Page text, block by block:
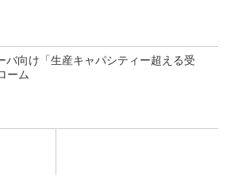
バ向け「生産キャパシティー超える受
ーム